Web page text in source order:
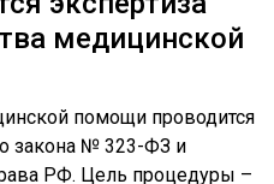
медицинской
помощи проводится
закона № 323-ФЗ и
РФ. Цель процедуры –